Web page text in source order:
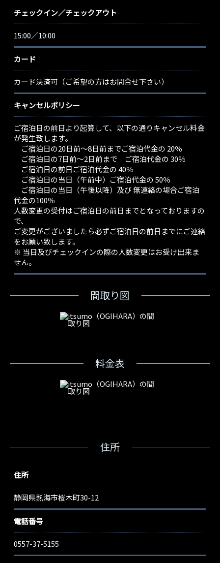
チェックイン／チェックアウト
15:00／10:00
カード
カード決済可（ご希望の方はお問合せ下さい）
キャンセルポリシー
ご宿泊日の前日より起算して、以下の通りキャンセル料金
が発生致します。
ご宿泊日の20日前～8日前までご宿泊代金の 20％
ご宿泊日の7日前～2日前まで ご宿泊代金の 30％
ご宿泊日の前日ご宿泊代金の 40％
ご宿泊日の当日（午前中）ご宿泊代金の 50％
ご宿泊日の当日（午後以降）及び 無連絡の場合ご宿泊
代金の100％
人数変更の受付はご宿泊日の前日までとなっておりますの
で、
ご変更がございましたら必ずご宿泊日の前日までにご連絡
をお願い致します。
※ 当日及びチェックインの際の人数変更はお受け出来ま
せん。
間取り図
料金表
住所
住所
静岡県熱海市桜木町30-12
電話番号
0557-37-5155